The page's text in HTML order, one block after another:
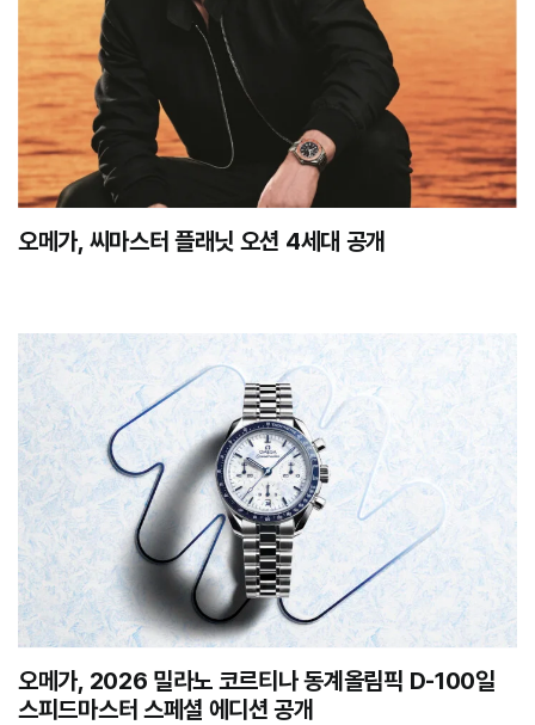
오메가, 씨마스터 플래닛 오션 4세대 공개
오메가, 2026 밀라노 코르티나 동계올림픽 D-100일
스피드마스터 스페셜 에디션 공개